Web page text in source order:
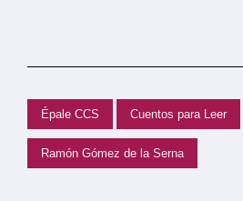
Épale CCS Cuentos para Leer
Ramón Gómez de la Serna